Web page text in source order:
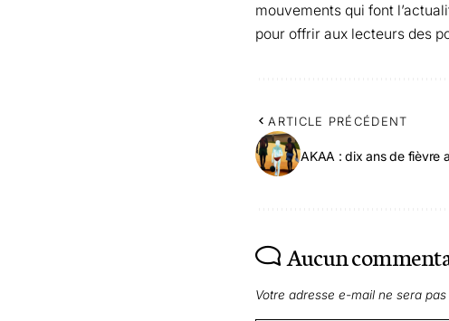
mouvements qui font
pour offrir aux lecteurs des
ARTICLE PRÉCÉDENT
AKAA : dix ans de fièvre
Aucun
Votre adresse e-mail ne sera pas